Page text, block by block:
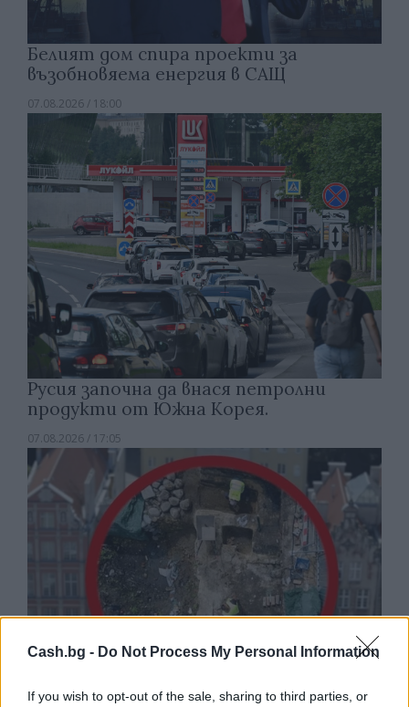
Cash.bg - Do Not Process My Personal Information
If you wish to opt-out of the sale, sharing to third parties, or
Белият дом спира проекти за
възобновяема енергия в САЩ
07.08.2026 / 18:00
Русия започна да внася петролни
продукти от Южна Корея.
07.08.2026 / 17:05